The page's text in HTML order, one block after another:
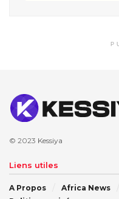
© 2023 Kessiya
Liens utiles
A Propos Africa News